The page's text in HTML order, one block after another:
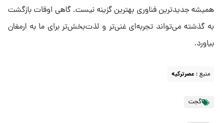
همیشه جدیدترین فناوری بهترین گزینه نیست. گاهی اوقات بازگشت
به گذشته می‌تواند تجربه‌ای غنی‌تر و لذت‌بخش‌تر برای ما به ارمغان
بیاورد.
منبع : عصرترکیه
گجت